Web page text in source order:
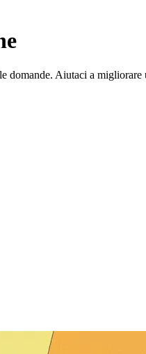
domande. Aiutaci a